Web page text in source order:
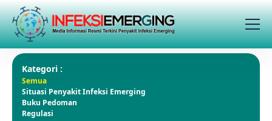
Kategori :
Semua
Situasi Penyakit Infeksi Emerging
Buku Pedoman
Regulasi